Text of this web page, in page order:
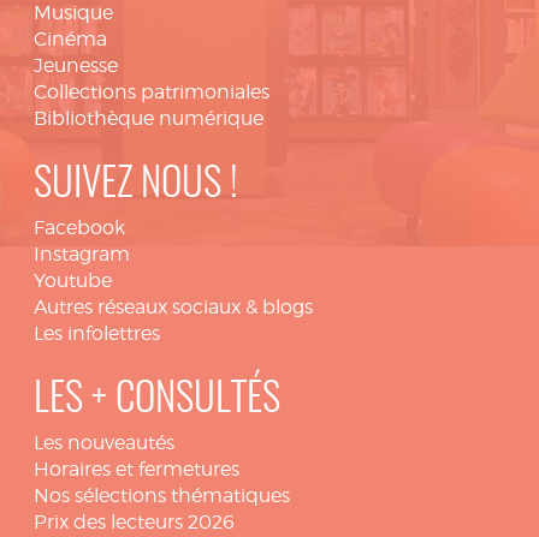
Musique
Cinéma
Jeunesse
Collections patrimoniales
Bibliothèque numérique
SUIVEZ NOUS !
Facebook
Instagram
Youtube
Autres réseaux sociaux & blogs
Les infolettres
LES + CONSULTÉS
Les nouveautés
Horaires et fermetures
Nos sélections thématiques
Prix des lecteurs 2026